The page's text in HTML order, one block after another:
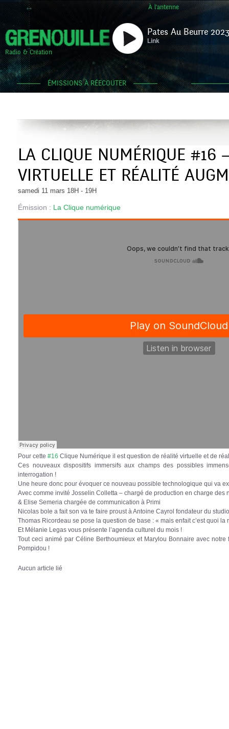
À l'antenne
Radio & Création
Pates Au Beurre
Link
ÉMISSIONS À RÉECOUTER
LA CLIQUE NUMÉRIQUE #16
VIRTUELLE ET RÉALITÉ
samedi 11 mars 18H - 19H
Émission : La Clique numérique
Pour cette #16 Clique Numérique il est question de réalité virtuelle et de
Ces nouveaux dispositifs immersifs aux champs des possibles
interrogation !
Une heure donc pour évoquer ce nouveau possible technologique qui va
Avec comme invité Josselin Colletta – chargé de production en charge des
& Elise Semeria chargée de communication à Primi
Nicolas bole a fait son va te faire proust à Antoine Cayrol fondateur du
Thomas Ricordeau se pose la question de base : « mais enfait c’est quoi la
Et Mélanie Legas vous présente l’agenda culturel du mois !
Tout ceci animé par Céline Berthoumieux et Marylou Bonnaire avec
Pompidou !
Aucun article lié